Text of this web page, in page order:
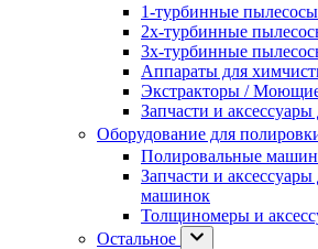
1-турбинные пылесосы
2х-турбинные
3х-турбинные
Аппараты для
Экстракторы /
Запчасти и
Оборудование для
Полировальные
Запчасти и
машинок
Толщиномеры и
Остальное